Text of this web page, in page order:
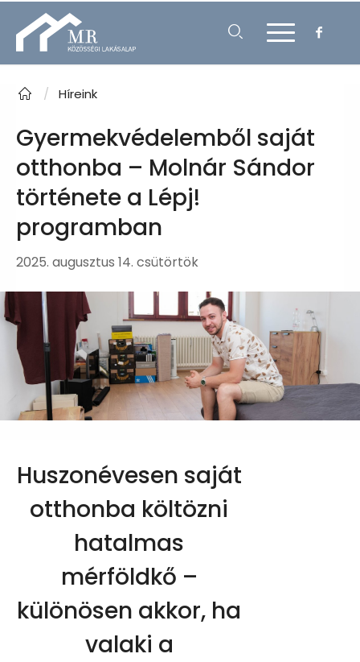
/ Híreink
Gyermekvédelemből saját
otthonba – Molnár Sándor
története a Lépj!
programban
2025. augusztus 14. csütörtök
Huszonévesen saját
otthonba költözni
hatalmas
mérföldkő –
különösen akkor, ha
valaki a